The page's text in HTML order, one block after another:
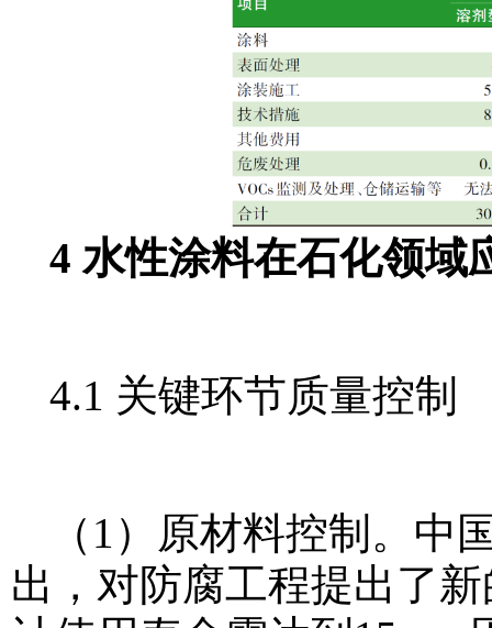
4 水性涂料在石化领域
4.1 关键环节质量控制
（1）原材料控制。中
出，对防腐工程提出了